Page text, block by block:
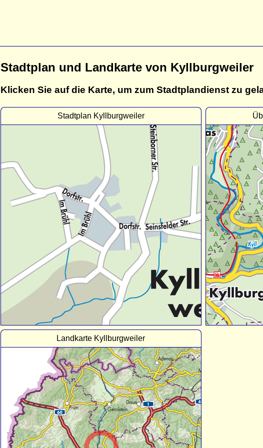
Stadtplan und Landkarte von Kyllburgweiler
Klicken Sie auf die Karte, um zum Stadtplandienst zu
Stadtplan Kyllburgweiler
Landkarte Kyllburgweiler